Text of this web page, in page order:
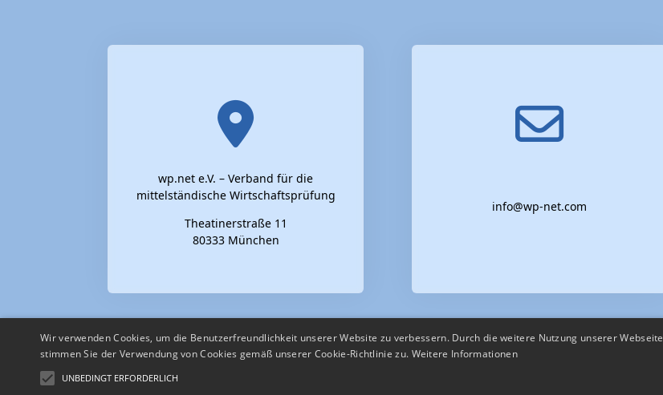
wp.net e.V. – Verband für die
mittelständische Wirtschaftsprüfung
Theatinerstraße 11
80333 München
info@wp-net.com
Wir verwenden Cookies, um die Benutzerfreundlichkeit unserer Website zu verbessern. Durch die weitere Nutzung unserer Webseite
stimmen Sie der Verwendung von Cookies gemäß unserer Cookie-Richtlinie zu. Weitere Informationen
UNBEDINGT ERFORDERLICH